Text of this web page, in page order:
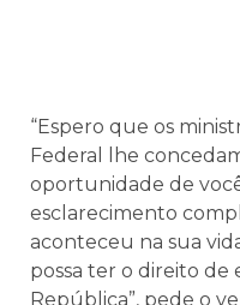
“Espero que os
Federal lhe
oportunidade de
esclarecimento
aconteceu na sua
possa ter o direito de
República”, pede o